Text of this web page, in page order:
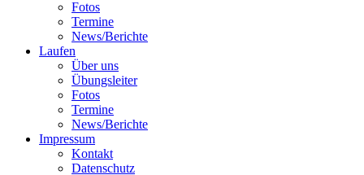
Fotos
Termine
News/Berichte
Laufen
Über uns
Übungsleiter
Fotos
Termine
News/Berichte
Impressum
Kontakt
Datenschutz